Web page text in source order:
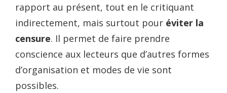
rapport au présent, tout en le critiquant
indirectement, mais surtout pour éviter la
censure. Il permet de faire prendre
conscience aux lecteurs que d’autres formes
d’organisation et modes de vie sont
possibles.